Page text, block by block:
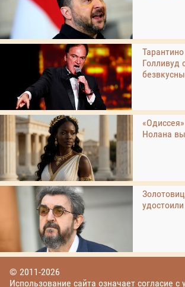
Голливуд
Нолана
© 2011-2026
Использование сайта означает согласие с